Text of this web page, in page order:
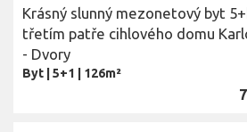
Cena
Krásný slunný mezonetový byt
třetím patře cihlového domu
- Dvory
Byt 5+1 126m²